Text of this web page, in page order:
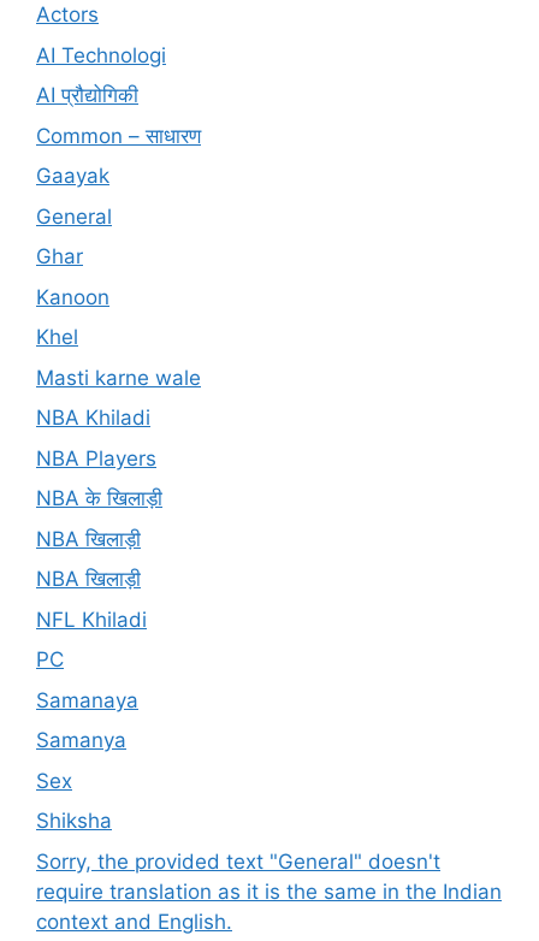
Actors
AI Technologi
AI प्रौद्योगिकी
Common – साधारण
Gaayak
General
Ghar
Kanoon
Khel
Masti karne wale
NBA Khiladi
NBA Players
NBA के खिलाड़ी
NBA खिलाड़ी
NBA खिलाड़ी
NFL Khiladi
PC
Samanaya
Samanya
Sex
Shiksha
Sorry, the provided text "General" doesn't
require translation as it is the same in the Indian
context and English.